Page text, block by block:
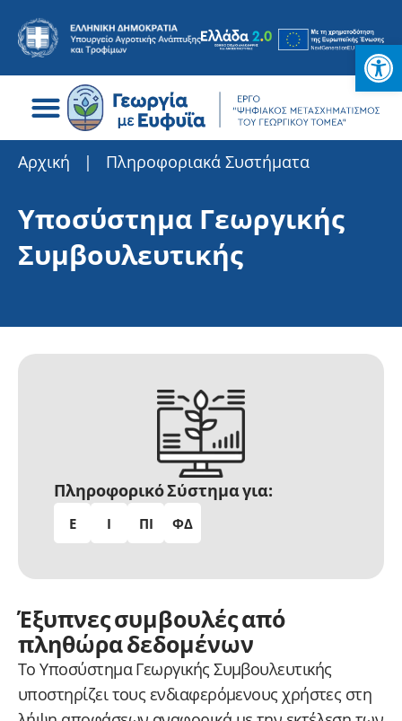
Αρχική | Πληροφοριακά Συστήματα
Υποσύστημα Γεωργικής
Συμβουλευτικής
Πληροφορικό Σύστημα για:
Ε Ι ΠΙ ΦΔ
Έξυπνες συμβουλές από
πληθώρα δεδομένων
Το Υποσύστημα Γεωργικής Συμβουλευτικής
υποστηρίζει τους ενδιαφερόμενους χρήστες στη